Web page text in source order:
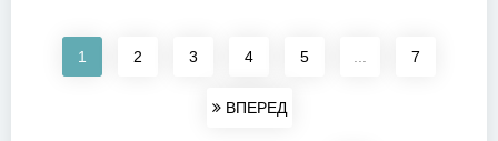
1 2 3 4 5 7
ВПЕРЕД